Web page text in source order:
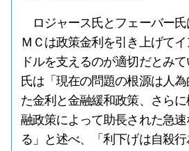
ロジャース氏とフェーバー氏
ＭＣは政策金利を引き上げてイ
ドルを支えるのが適切だとみ
氏は「現在の問題の根源は人
た金利と金融緩和政策、さら
融政策によって助長された急
る」と述べ、「利下げは自殺